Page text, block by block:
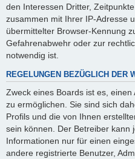
den Interessen Dritter,
zusammen mit Ihrer IP-Adresse
übermittelter Browser-Kennung
Gefahrenabwehr oder zur
notwendig ist.
REGELUNGEN BEZÜGLICH DER
Zweck eines Boards ist es,
zu ermöglichen. Sie sind sich
Profils und die von Ihnen
sein können. Der Betreiber kann
Informationen nur für einen
andere registrierte Benutzer,